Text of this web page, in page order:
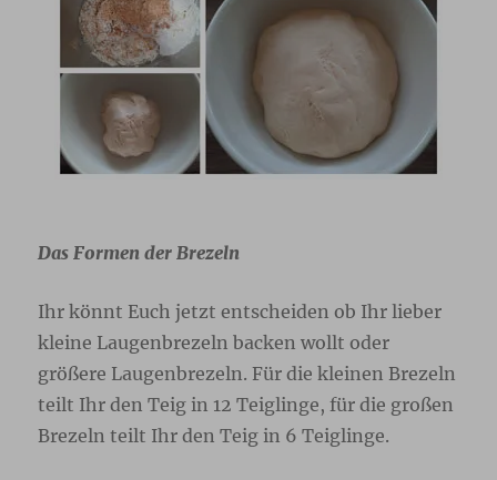
Das Formen der Brezeln
Ihr könnt Euch jetzt entscheiden ob Ihr lieber
kleine Laugenbrezeln backen wollt oder
größere Laugenbrezeln. Für die kleinen Brezeln
teilt Ihr den Teig in 12 Teiglinge, für die großen
Brezeln teilt Ihr den Teig in 6 Teiglinge.